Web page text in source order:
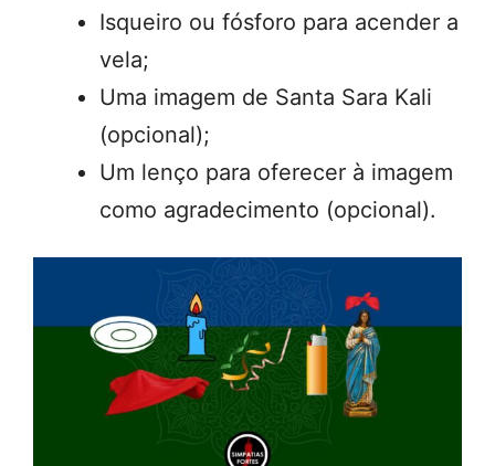
Isqueiro ou fósforo para acender a
vela;
Uma imagem de Santa Sara Kali
(opcional);
Um lenço para oferecer à imagem
como agradecimento (opcional).